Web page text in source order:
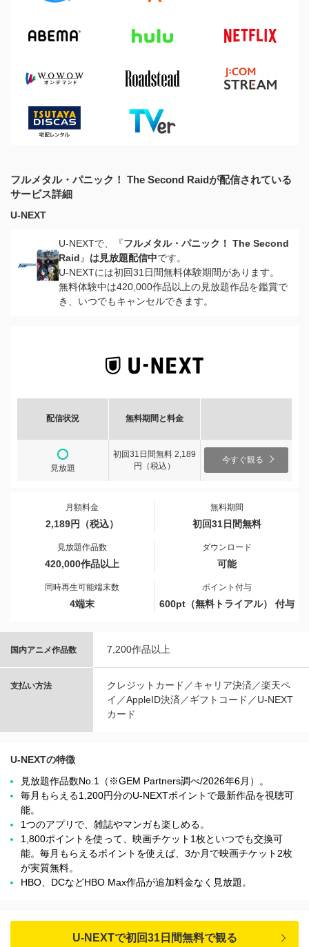
フルメタル・パニック！ The Second Raidが配信されている
サービス詳細
U-NEXT
U-NEXTで、『フルメタル・パニック！ The Second
Raid 』 は見放題配信中です。
U-NEXTには初回31日間無料体験期間があります。
無料体験中は420,000作品以上の見放題作品を鑑賞で
き、いつでもキャンセルできます。
配信状況 無料期間と料金
見放題
初回31日間無料 2,189
円（税込）
今すぐ観る
月額料金
2,189円（税込）
無料期間
初回31日間無料
見放題作品数
420,000作品以上
ダウンロード
可能
同時再生可能端末数
4端末
ポイント付与
600pt（無料トライアル） 付与
国内アニメ作品数 7,200作品以上
支払い方法
クレジットカード／キャリア決済／楽天ペ
イ／AppleID決済／ギフトコード／U-NEXT
カード
U-NEXTの特徴
見放題作品数No.1（※GEM Partners調べ/2026年6⽉）。
毎月もらえる1,200円分のU-NEXTポイントで最新作品を視聴可
能。
1つのアプリで、雑誌やマンガも楽しめる。
1,800ポイントを使って、映画チケット1枚といつでも交換可
能。毎月もらえるポイントを使えば、3か月で映画チケット2枚
が実質無料。
HBO、DCなどHBO Max作品が追加料金なく見放題。
U-NEXTで初回31日間無料で観る